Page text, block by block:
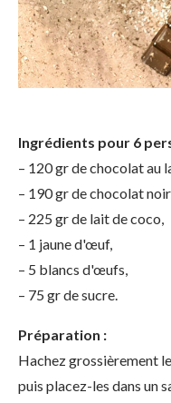
Ingrédients pour 6
– 120 gr de chocolat au
– 190 gr de chocolat
– 225 gr de lait de coco,
– 1 jaune d'œuf,
– 5 blancs d'œufs,
– 75 gr de sucre.
Préparation :
Hachez grossièrement
puis placez-les dans un